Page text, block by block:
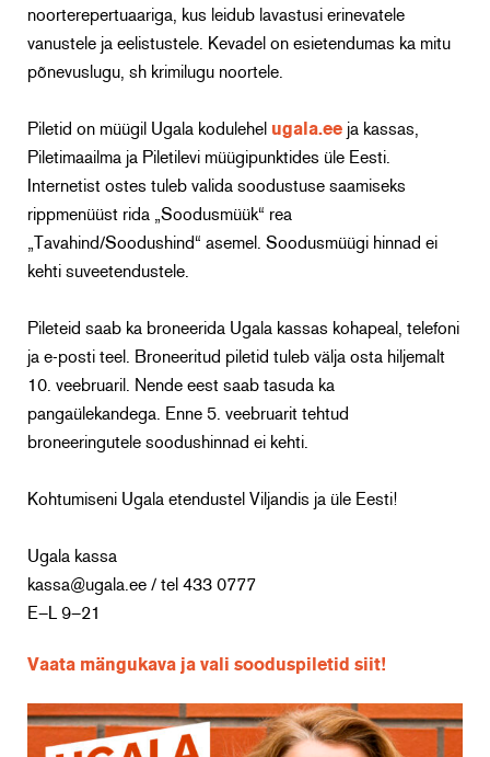
noorterepertuaariga, kus leidub lavastusi erinevatele
vanustele ja eelistustele. Kevadel on esietendumas ka mitu
põnevuslugu, sh krimilugu noortele.
Piletid on müügil Ugala kodulehel ugala.ee ja kassas,
Piletimaailma ja Piletilevi müügipunktides üle Eesti.
Internetist ostes tuleb valida soodustuse saamiseks
rippmenüüst rida „Soodusmüük“ rea
„Tavahind/Soodushind“ asemel. Soodusmüügi hinnad ei
kehti suveetendustele.
Pileteid saab ka broneerida Ugala kassas kohapeal, telefoni
ja e-posti teel. Broneeritud piletid tuleb välja osta hiljemalt
10. veebruaril. Nende eest saab tasuda ka
pangaülekandega. Enne 5. veebruarit tehtud
broneeringutele soodushinnad ei kehti.
Kohtumiseni Ugala etendustel Viljandis ja üle Eesti!
Ugala kassa
kassa@ugala.ee / tel 433 0777
E–L 9–21
Vaata mängukava ja vali sooduspiletid siit!